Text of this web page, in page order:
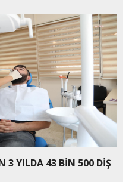
3 YILDA 43 BİN 500 DİŞ